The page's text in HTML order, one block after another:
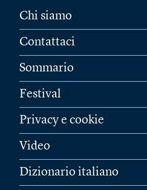
Chi siamo
Contattaci
Sommario
Festival
Privacy e cookie
Video
Dizionario italiano